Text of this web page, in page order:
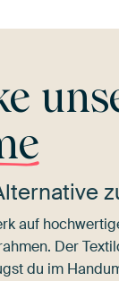
auf
Der
du im